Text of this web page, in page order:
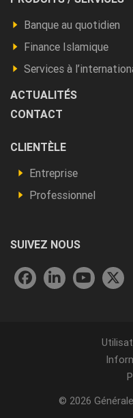
Produits
autres
Banque au quotidien
Finance Islamique
Services à
ACTUALITÉS
CONTACT
Footer
Vous
CLIENTÈLE
Entreprise
Professionnel
SUIVEZ NOUS
page© 2026